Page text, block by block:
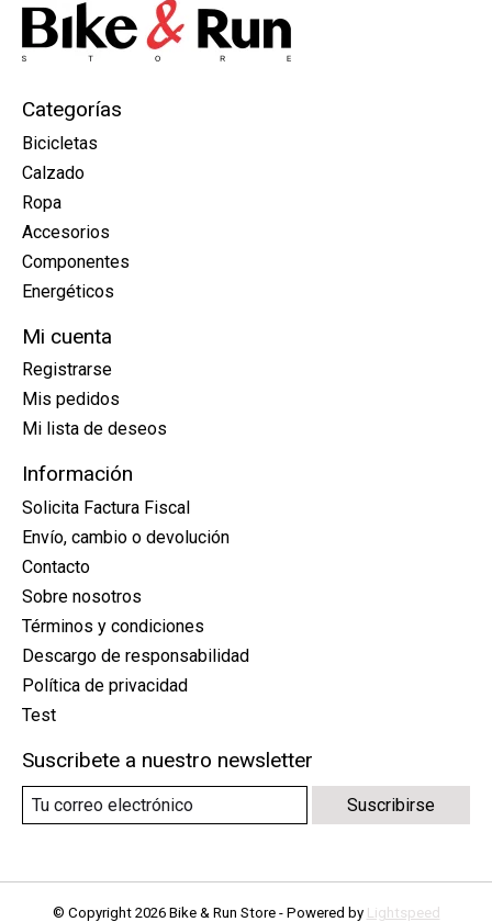
Categorías
Bicicletas
Calzado
Ropa
Accesorios
Componentes
Energéticos
Mi cuenta
Registrarse
Mis pedidos
Mi lista de deseos
Información
Solicita Factura Fiscal
Envío, cambio o devolución
Contacto
Sobre nosotros
Términos y condiciones
Descargo de responsabilidad
Política de privacidad
Test
Suscribete a nuestro newsletter
Suscribirse
© Copyright 2026 Bike & Run Store - Powered by Lightspeed